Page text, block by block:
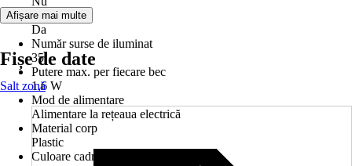
Bec inclus
Da
Număr surse de iluminat
35
Putere max. per fiecare bec
1,6 W
Mod de alimentare
Alimentare la rețeaua electrică
Material corp
Plastic
Culoare cadru
Afișare mai multe
Fișe de date
Salt zonă